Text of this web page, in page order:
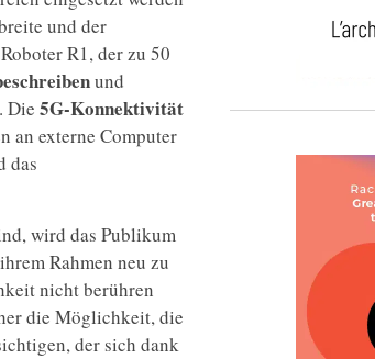
und der
R1, der zu 50
und
. Die 5G-Konnektivität
an externe Computer
das
wird das Publikum
Rahmen neu zu
nicht berühren
die Möglichkeit, die
der sich dank